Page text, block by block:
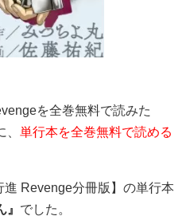
を全巻無料で読みた
単行本を全巻無料で読める
Revenge分冊版】の単行本
でした。